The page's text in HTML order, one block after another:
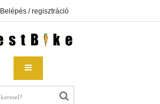
Belépés / regisztráció